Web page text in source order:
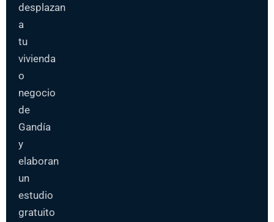
desplazan
a
tu
vivienda
o
negocio
de
Gandía
y
elaboran
un
estudio
gratuito